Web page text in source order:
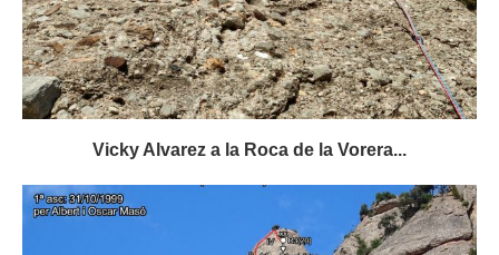
Vicky Alvarez a la Roca de la Vorera...